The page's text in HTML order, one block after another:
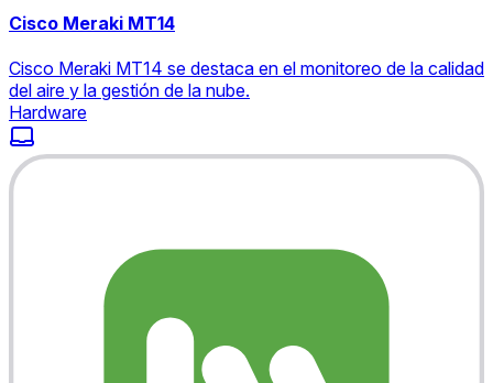
Cisco Meraki MT14
Cisco Meraki MT14 se destaca en el monitoreo de la calidad
del aire y la gestión de la nube.
Hardware